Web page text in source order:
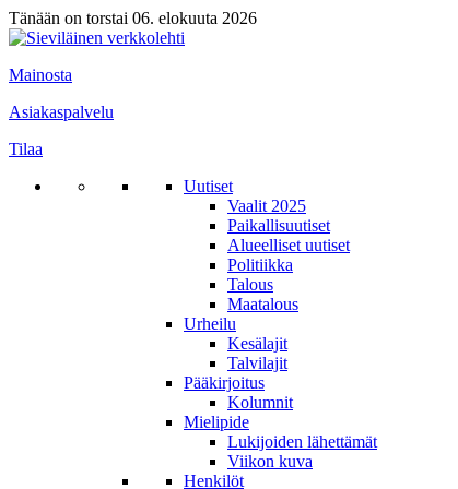
Tänään on torstai 06. elokuuta 2026
Mainosta
Asiakaspalvelu
Tilaa
Uutiset
Vaalit 2025
Paikallisuutiset
Alueelliset uutiset
Politiikka
Talous
Maatalous
Urheilu
Kesälajit
Talvilajit
Pääkirjoitus
Kolumnit
Mielipide
Lukijoiden lähettämät
Viikon kuva
Henkilöt